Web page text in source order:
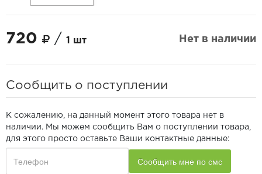
720 / 1 шт Нет в наличии
Сообщить о поступлении
К сожалению, на данный момент этого товара нет в
наличии. Мы можем сообщить Вам о поступлении товара,
для этого просто оставьте Ваши контактные данные: